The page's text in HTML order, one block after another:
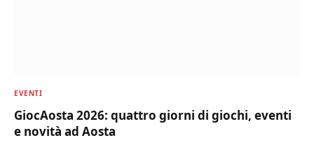
EVENTI
GiocAosta 2026: quattro giorni di giochi, eventi
e novità ad Aosta